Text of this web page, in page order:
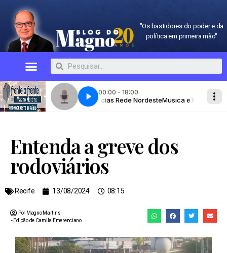
"Os bastidores do poder e da
política em primeira mão"
Entenda a greve dos
rodoviários
Recife 13/08/2024 08:15
Por Magno Martins
- Edição de Camila Emerenciano